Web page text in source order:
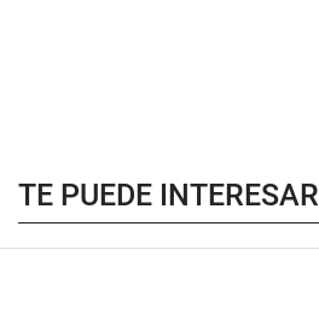
TE PUEDE INTERESAR